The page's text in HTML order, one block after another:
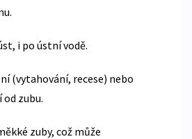
i po ústní vodě.
(vytahování, recese) nebo
zubu.
zuby, což může